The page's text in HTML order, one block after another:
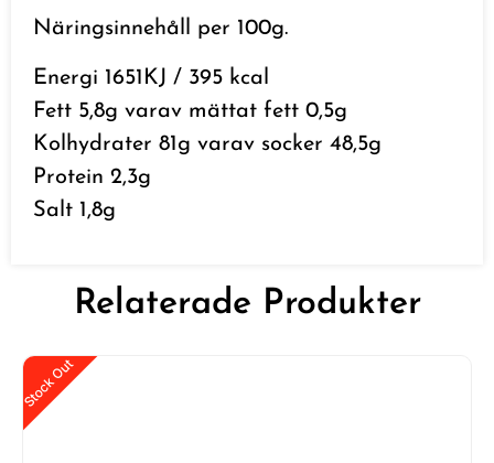
Näringsinnehåll per 100g.
Energi 1651KJ / 395 kcal
Fett 5,8g varav mättat fett 0,5g
Kolhydrater 81g varav socker 48,5g
Protein 2,3g
Salt 1,8g
Relaterade Produkter
Stock Out